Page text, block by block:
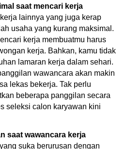
saat mencari kerja
lainnya yang juga kerap
usaha yang kurang maksimal.
kerja membuatmu harus
kerja. Bahkan, kamu tidak
lamaran kerja dalam sehari.
wawancara akan makin
lekas bekerja. Tak perlu
beberapa panggilan secara
seleksi calon karyawan kini
saat wawancara kerja
suka berurusan dengan